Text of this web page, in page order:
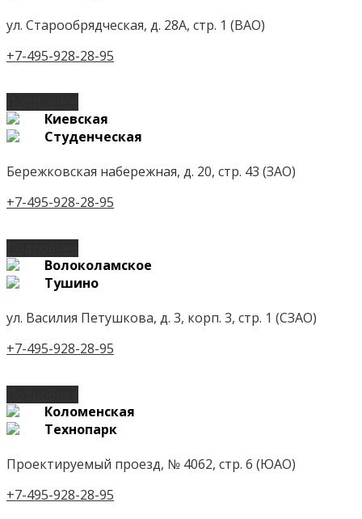
ул. Старообрядческая, д. 28А, стр. 1 (ВАО)
+7-495-928-28-95
Киевская
Студенческая
Бережковская набережная, д. 20, стр. 43 (ЗАО)
+7-495-928-28-95
Волоколамское
Тушино
ул. Василия Петушкова, д. 3, корп. 3, стр. 1 (СЗАО)
+7-495-928-28-95
Коломенская
Технопарк
Проектируемый проезд, № 4062, стр. 6 (ЮАО)
+7-495-928-28-95